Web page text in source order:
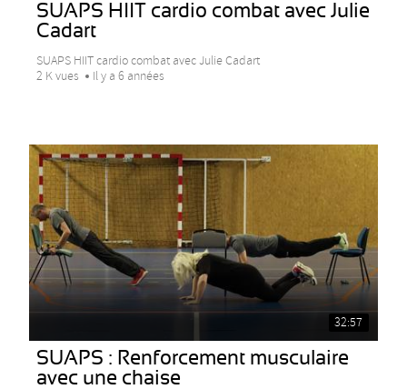
SUAPS HIIT cardio combat avec Julie
Cadart
SUAPS HIIT cardio combat avec Julie Cadart
2 K vues
Il y a 6 années
32:57
SUAPS : Renforcement musculaire
avec une chaise